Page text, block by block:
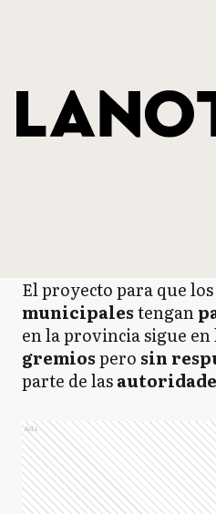
El proyecto para que los
municipalestengan
en la provincia sigue en
gremiospero sin
parte de las
Ads